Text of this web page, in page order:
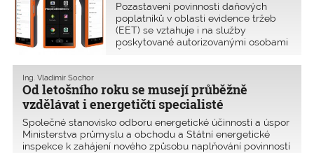
konstrukcích. Kromě požadavků na
protiskluznost povrchu nášlapné
vrstvy jsou stanoveny i požadavky na
geometrii těchto konstrukcí.
Pozastavení povinnosti daňových
poplatníků v oblasti evidence tržeb
(EET) se vztahuje i na služby
poskytované autorizovanými osobami
Od letošního roku se musejí průběžně
vzdělávat i energetičtí specialisté
Ing. Vladimír Sochor
Společné stanovisko odboru energetické účinnosti a úspor
Ministerstva průmyslu a obchodu a Státní energetické
inspekce k zahájení nového způsobu naplňování povinností